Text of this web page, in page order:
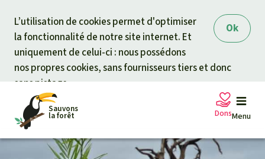
Ok
L’utilisation de cookies permet d'optimiser
la fonctionnalité de notre site internet. Et
uniquement de celui-ci : nous possédons
nos propres cookies, sans fournisseurs tiers et donc
sans pistage.
Sauvons
la forêt Menu
Dons